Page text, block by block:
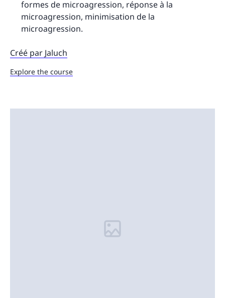
formes de microagression, réponse à la
microagression, minimisation de la
microagression.
Créé par Jaluch
Explore the course